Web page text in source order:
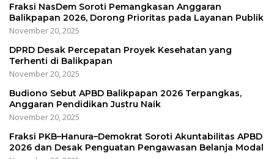
Fraksi NasDem Soroti Pemangkasan Anggaran
Balikpapan 2026, Dorong Prioritas pada Layanan Publik
November 20, 2025
DPRD Desak Percepatan Proyek Kesehatan yang
Terhenti di Balikpapan
November 20, 2025
Budiono Sebut APBD Balikpapan 2026 Terpangkas,
Anggaran Pendidikan Justru Naik
November 20, 2025
Fraksi PKB–Hanura–Demokrat Soroti Akuntabilitas APBD
2026 dan Desak Penguatan Pengawasan Belanja Modal